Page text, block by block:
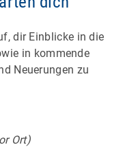
dir Einblicke in die
in kommende
Neuerungen zu
Ort)